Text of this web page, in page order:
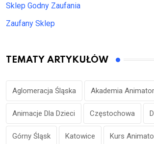
Sklep Godny Zaufania
Zaufany Sklep
TEMATY ARTYKUŁÓW
Aglomeracja Śląska Akademia
Animacje Dla Dzieci Częstochowa
Górny Śląsk Katowice Kurs